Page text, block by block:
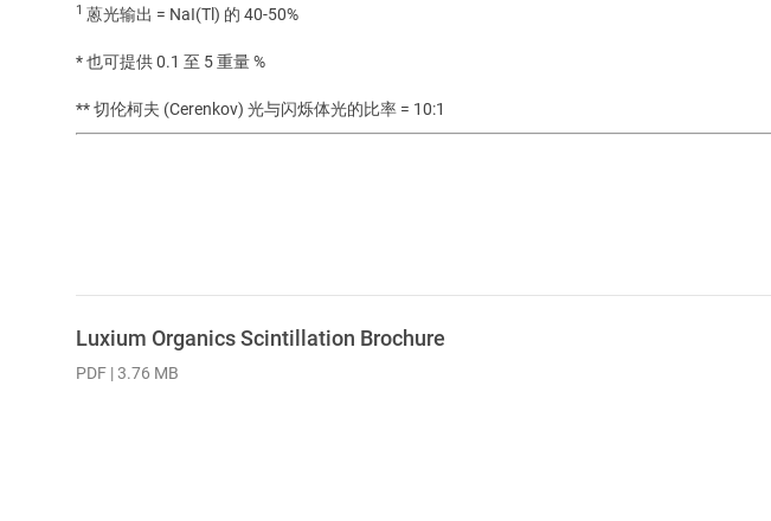
1 蒽光输出 = NaI(Tl) 的 40-50%
* 也可提供 0.1 至 5 重量 %
** 切伦柯夫 (Cerenkov) 光与闪烁体光的比率 = 10:1
Luxium Organics Scintillation Brochure
PDF | 3.76 MB